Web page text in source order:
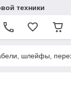
техники
шлейфы,